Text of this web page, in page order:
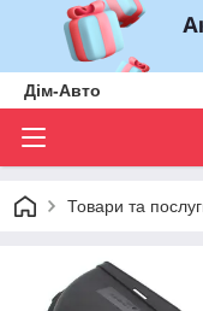
Дім-Авто
Товари та